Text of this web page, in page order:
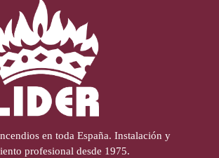
en toda España. Instalación y
profesional desde 1975.